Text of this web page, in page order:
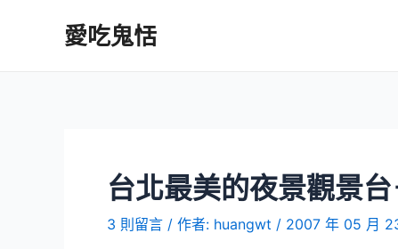
愛吃鬼恬
台北最美的夜景觀景
3 則留言 / 作者: huangwt / 2007 年 05 月